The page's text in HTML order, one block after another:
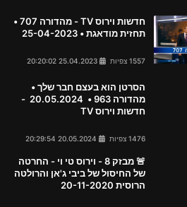
חדשות וירוס TV - מהדורה 707 •
תחזית מודאגת • 25-04-2023
1557 צפיות
הסרטן הוא בעצם חבר שלך •
מהדורה 963 • 20.05.2024 -
חדשות וירוס TV
1476 צפיות
🚨 מבזק 8 - וירוס טי וי - החרטה
של החיסול של ביבי ג'אן והרולטה
הרוסית 20-11-2020